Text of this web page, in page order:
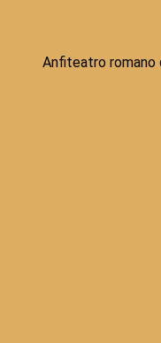
Anfiteatro romano